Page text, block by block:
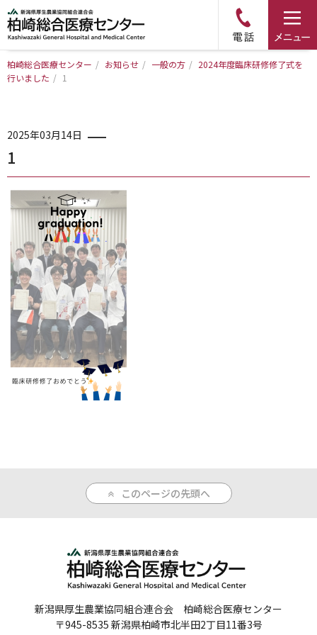
トップページ
アクセス
外来のご案内
入院のご案内
人間ドックのご案内
医療関係者の方へ
反社会的勢力に対する基本方針
サイトマップ
柏崎総合医療センター / お知らせ / 一般の方 / 2024年度臨床研修修了式を
行いました / 1
2025年03月14日
1
このページの先頭へ
新潟県厚生農業協同組合連合会 柏崎総合医療センター
〒945-8535 新潟県柏崎市北半田2丁目11番3号